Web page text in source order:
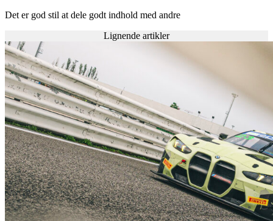
Det er god stil at dele godt indhold med andre
Lignende artikler